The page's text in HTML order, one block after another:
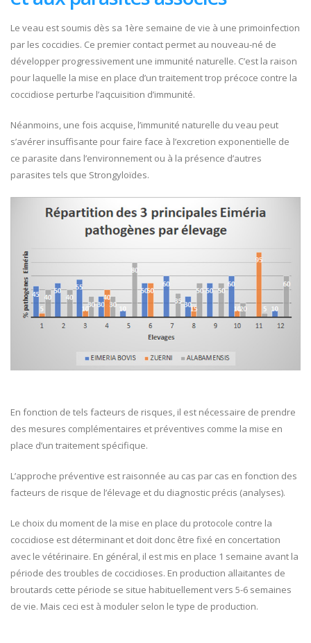
Le veau est soumis dès sa 1ère semaine de vie à une primoinfection
par les coccidies. Ce premier contact permet au nouveau-né de
développer progressivement une immunité naturelle. C’est la raison
pour laquelle la mise en place d’un traitement trop précoce contre la
coccidiose perturbe l’aqcuisition d’immunité.
Néanmoins, une fois acquise, l’immunité naturelle du veau peut
s’avérer insuffisante pour faire face à l’excretion exponentielle de
ce parasite dans l’environnement ou à la présence d’autres
parasites tels que Strongyloïdes.
En fonction de tels facteurs de risques, il est nécessaire de prendre
des mesures complémentaires et préventives comme la mise en
place d’un traitement spécifique.
L’approche préventive est raisonnée au cas par cas en fonction des
facteurs de risque de l’élevage et du diagnostic précis (analyses).
Le choix du moment de la mise en place du protocole contre la
coccidiose est déterminant et doit donc être fixé en concertation
avec le vétérinaire. En général, il est mis en place 1 semaine avant la
période des troubles de coccidioses. En production allaitantes de
broutards cette période se situe habituellement vers 5-6 semaines
de vie. Mais ceci est à moduler selon le type de production.